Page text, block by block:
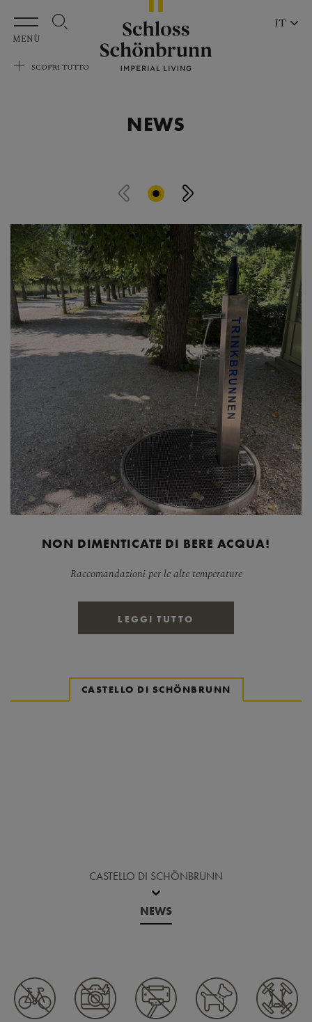
Vai al contenuto principale
MENÙ
SCOPRI TUTTO
IT
NEWS
NON DIMENTICATE DI BERE ACQUA!
Raccomandazioni per le alte temperature
LEGGI TUTTO
CASTELLO DI SCHÖNBRUNN
CASTELLO DI SCHÖNBRUNN
NEWS